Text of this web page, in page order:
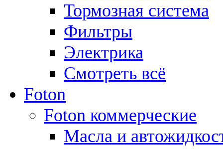
Тормозная система
Фильтры
Электрика
Смотреть всё
Foton
Foton коммерческие
Масла и